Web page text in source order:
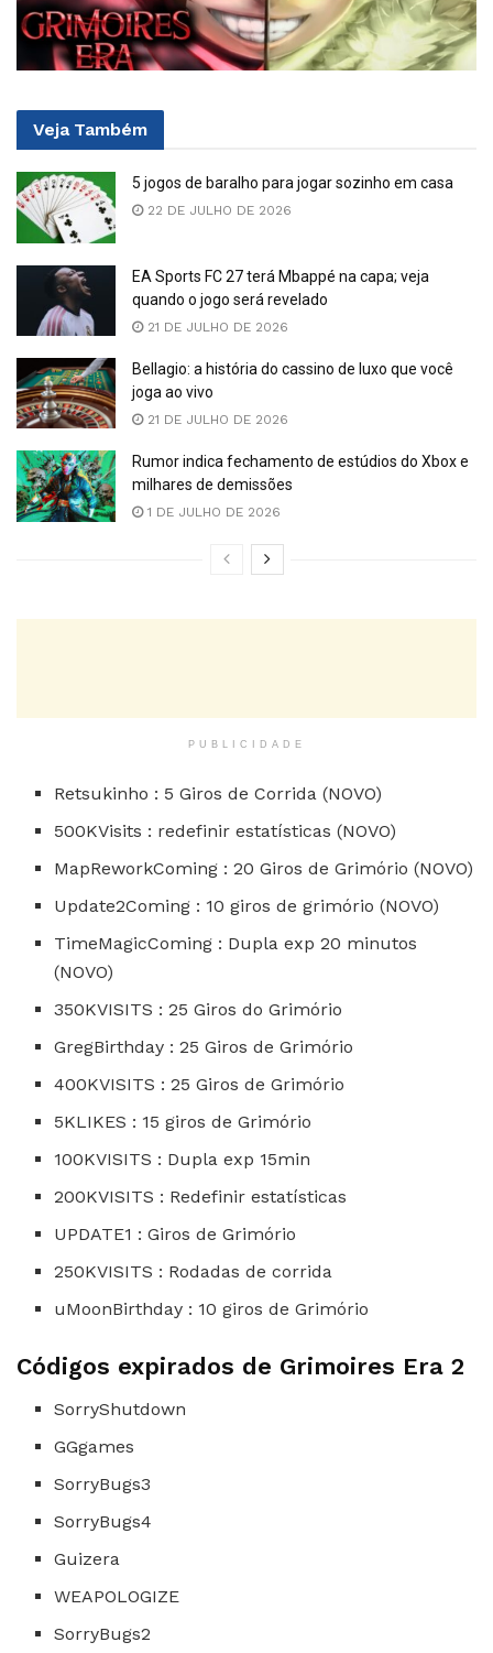
Veja Também
5 jogos de baralho para jogar sozinho em casa
22 DE JULHO DE 2026
EA Sports FC 27 terá Mbappé na capa; veja
quando o jogo será revelado
21 DE JULHO DE 2026
Bellagio: a história do cassino de luxo que você
joga ao vivo
21 DE JULHO DE 2026
Rumor indica fechamento de estúdios do Xbox e
milhares de demissões
1 DE JULHO DE 2026
PUBLICIDADE
Retsukinho : 5 Giros de Corrida (NOVO)
500KVisits : redefinir estatísticas (NOVO)
MapReworkComing : 20 Giros de Grimório (NOVO)
Update2Coming : 10 giros de grimório (NOVO)
TimeMagicComing : Dupla exp 20 minutos
(NOVO)
350KVISITS : 25 Giros do Grimório
GregBirthday : 25 Giros de Grimório
400KVISITS : 25 Giros de Grimório
5KLIKES : 15 giros de Grimório
100KVISITS : Dupla exp 15min
200KVISITS : Redefinir estatísticas
UPDATE1 : Giros de Grimório
250KVISITS : Rodadas de corrida
uMoonBirthday : 10 giros de Grimório
Códigos expirados de Grimoires Era 2
SorryShutdown
GGgames
SorryBugs3
SorryBugs4
Guizera
WEAPOLOGIZE
SorryBugs2